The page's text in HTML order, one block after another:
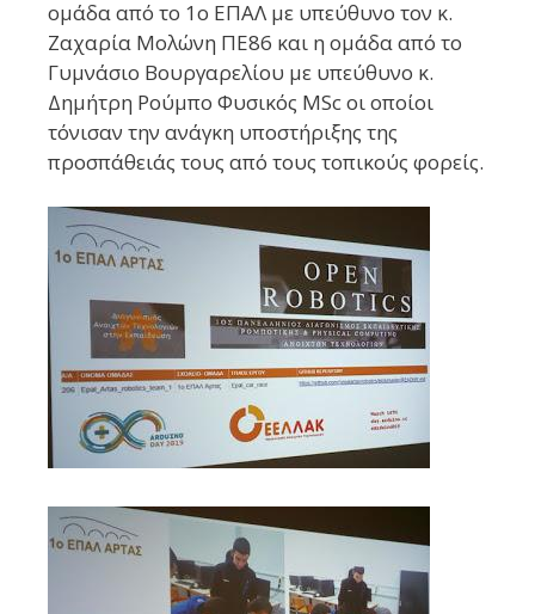
ομάδα από το 1ο ΕΠΑΛ με υπεύθυνο τον κ.
Ζαχαρία Μολώνη ΠΕ86 και η ομάδα από το
Γυμνάσιο Βουργαρελίου με υπεύθυνο κ.
Δημήτρη Ρούμπο Φυσικός MSc οι οποίοι
τόνισαν την ανάγκη υποστήριξης της
προσπάθειάς τους από τους τοπικούς φορείς.